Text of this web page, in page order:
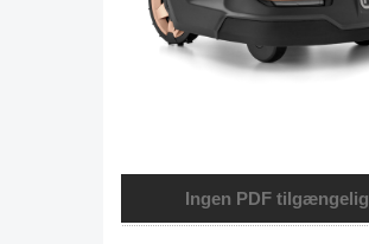
Ingen PDF tilgængelig